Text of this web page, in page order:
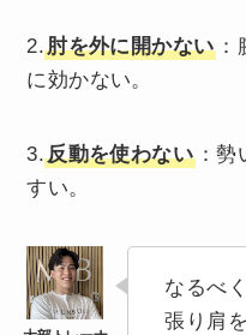
2.肘を外に開かない
に効かない。
3.反動を使わない ：
すい。
なるべ
張り肩